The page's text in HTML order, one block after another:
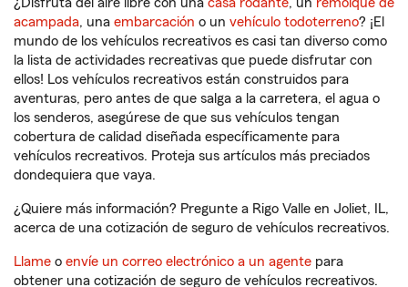
¿Disfruta del aire libre con una casa rodante, un remolque de
acampada, una embarcación o un vehículo todoterreno? ¡El
mundo de los vehículos recreativos es casi tan diverso como
la lista de actividades recreativas que puede disfrutar con
ellos! Los vehículos recreativos están construidos para
aventuras, pero antes de que salga a la carretera, el agua o
los senderos, asegúrese de que sus vehículos tengan
cobertura de calidad diseñada específicamente para
vehículos recreativos. Proteja sus artículos más preciados
dondequiera que vaya.
¿Quiere más información? Pregunte a Rigo Valle en Joliet, IL,
acerca de una cotización de seguro de vehículos recreativos.
Llame o envíe un correo electrónico a un agente para
obtener una cotización de seguro de vehículos recreativos.